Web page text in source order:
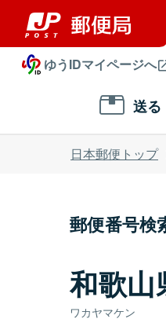
ゆうIDマイページへ
送る
日本郵便トップ
郵便番号検
和歌山
ワカヤマケン